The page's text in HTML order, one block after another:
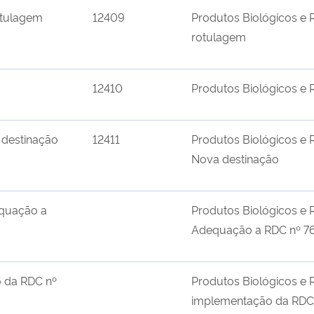
12409
Produtos Biológicos e
rotulagem
12410 Produtos Biológicos e
12411
Produtos Biológicos e
Nova destinação
a
Produtos Biológicos e
Adequação a RDC nº
RDC nº
Produtos Biológicos e
implementação da